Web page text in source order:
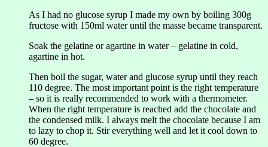
As I had no glucose syrup I made my own by boiling 300g
fructose with 150ml water until the masse became transparent.
Soak the gelatine or agartine in water – gelatine in cold,
agartine in hot.
Then boil the sugar, water and glucose syrup until they reach
110 degree. The most important point is the right temperature
– so it is really recommended to work with a thermometer.
When the right temperature is reached add the chocolate and
the condensed milk. I always melt the chocolate because I am
to lazy to chop it. Stir everything well and let it cool down to
60 degree.